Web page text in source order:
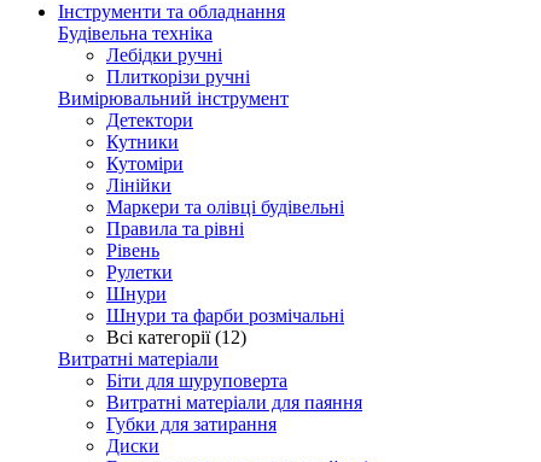
Інструменти та обладнання
Будівельна техніка
Лебідки ручні
Плиткорізи ручні
Вимірювальний інструмент
Детектори
Кутники
Кутоміри
Лінійки
Маркери та олівці будівельні
Правила та рівні
Рівень
Рулетки
Шнури
Шнури та фарби розмічальні
Всі категорії (12)
Витратні матеріали
Біти для шуруповерта
Витратні матеріали для паяння
Губки для затирання
Диски